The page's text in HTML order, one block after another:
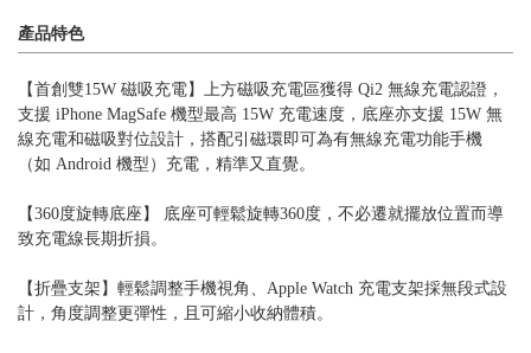
產品特色
【首創雙15W 磁吸充電】上方磁吸充電區獲得 Qi2 無線充電認證，
支援 iPhone MagSafe 機型最高 15W 充電速度，底座亦支援 15W 無
線充電和磁吸對位設計，搭配引磁環即可為有無線充電功能手機
（如 Android 機型）充電，精準又直覺。
【360度旋轉底座】 底座可輕鬆旋轉360度，不必遷就擺放位置而導
致充電線長期折損。
【折疊支架】輕鬆調整手機視角、Apple Watch 充電支架採無段式設
計，角度調整更彈性，且可縮小收納體積。